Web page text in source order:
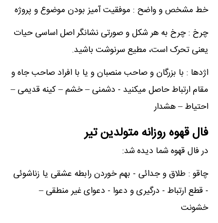
خط مشخص و واضح : موفقیت آمیز بودن موضوع و پروژه
چرخ : چرخ به هر شکل و صورتی نشانگر اصل اساسی حیات
یعنی تحرک است، مطیع سرنوشت باشید.
اژدها : با بزرگان و صاحب منصبان و یا با افراد صاحب جاه و
مقام ارتباط حاصل میکنید - دشمنی – خشم – کینه قدیمی –
احتیاط – هشدار
فال قهوه روزانه متولدین تیر
در فال قهوه شما دیده شد:
چاقو : طلاق و جدائی - بهم خوردن رابطه عشقی یا زناشوئی
- قطع ارتباط - درگیری و دعوا - دعوای غیر منطقی –
خشونت